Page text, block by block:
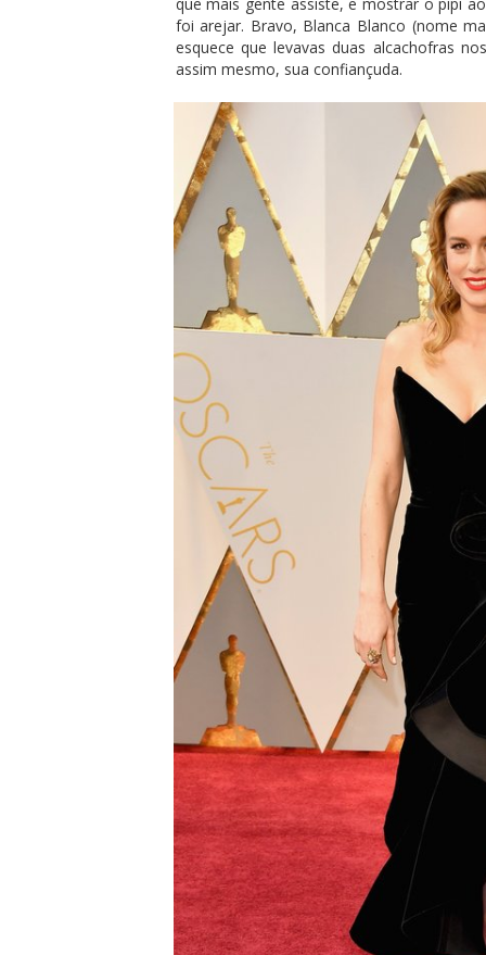
foi arejar. Bravo, Blanca Blanco (nome
esquece que levavas duas alcachofras
assim mesmo, sua confiançuda.